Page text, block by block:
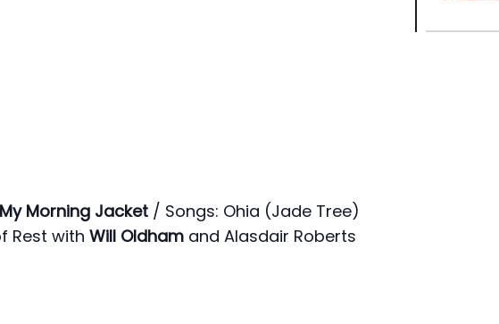
My Morning Jacket / Songs: Ohia (Jade Tree)
Rest with Will Oldham and Alasdair Roberts